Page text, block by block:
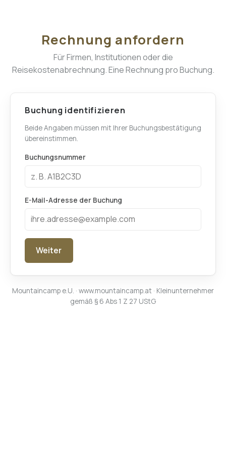
Rechnung anfordern
Für Firmen, Institutionen oder die
Reisekostenabrechnung. Eine Rechnung pro Buchung.
Buchung identifizieren
Beide Angaben müssen mit Ihrer Buchungsbestätigung
übereinstimmen.
Buchungsnummer
E-Mail-Adresse der Buchung
Weiter
Mountaincamp e.U. · www.mountaincamp.at · Kleinunternehmer
gemäß § 6 Abs 1 Z 27 UStG